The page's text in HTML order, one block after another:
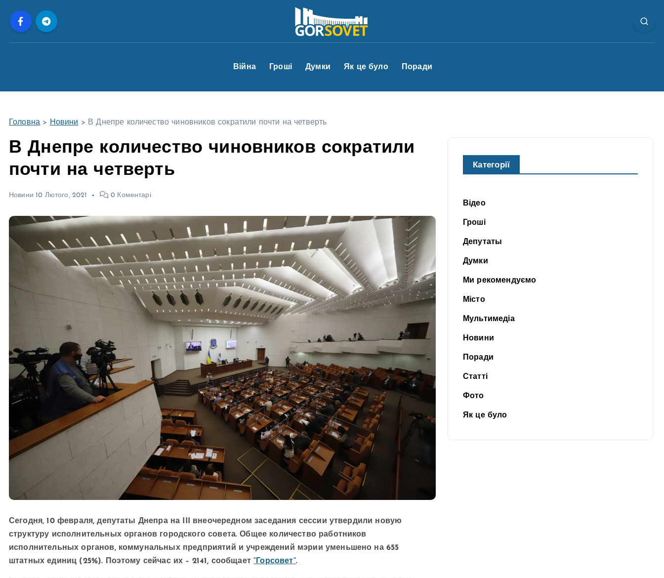
Війна Гроші Думки Як це було Поради
Головна > Новини > В Днепре количество чиновников сократили почти на четверть
В Днепре количество чиновников сократили
почти на четверть
Новини 10 Лютого, 2021 0 Коментарі
Сегодня, 10 февраля, депутаты Днепра на III внеочередном заседания сессии утвердили новую
структуру исполнительных органов городского совета. Общее количество работников
исполнительных органов, коммунальных предприятий и учреждений мэрии уменьшено на 655
штатных единиц (25%). Поэтому сейчас их – 2141, сообщает“Горсовет”.
Категорії
Відео
Гроші
Депутаты
Думки
Ми рекомендуємо
Місто
Мультимедіа
Новини
Поради
Статті
Фото
Як це було